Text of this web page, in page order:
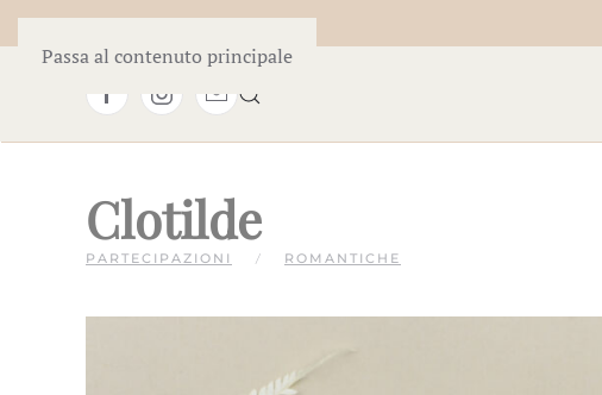
Passa al contenuto principale
Clotilde
PARTECIPAZIONI ROMANTICHE